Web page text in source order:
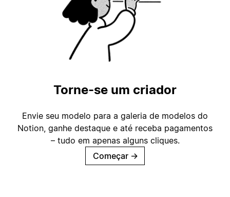
Torne-se um criador
Envie seu modelo para a galeria de modelos do
Notion, ganhe destaque e até receba pagamentos
– tudo em apenas alguns cliques.
Começar →